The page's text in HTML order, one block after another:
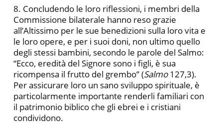
8. Concludendo le loro riflessioni, i membri della
Commissione bilaterale hanno reso grazie
all’Altissimo per le sue benedizioni sulla loro vita e
le loro opere, e per i suoi doni, non ultimo quello
degli stessi bambini, secondo le parole del Salmo:
“Ecco, eredità del Signore sono i figli, è sua
ricompensa il frutto del grembo” (Salmo127,3).
Per assicurare loro un sano sviluppo spirituale, è
particolarmente importante renderli familiari con
il patrimonio biblico che gli ebrei e i cristiani
condividono.